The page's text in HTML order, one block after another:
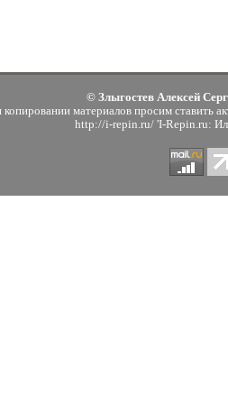
© Злыгостев Алексей
материалов просим ставить
http://i-repin.ru/ 'I-Repin.ru: